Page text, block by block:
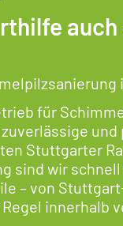
auch
für
Stuttgarter
sind wir
– von
innerhalb